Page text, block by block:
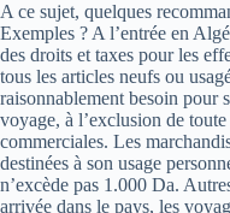
A ce sujet, quelques
Exemples ? A l’entrée en
des droits et taxes pour les
tous les articles neufs ou
raisonnablement besoin pour
voyage, à l’exclusion de
commerciales. Les
destinées à son usage
n’excède pas 1.000 Da.
arrivée dans le pays, les